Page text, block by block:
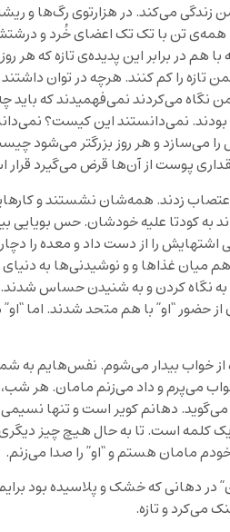
زندگی می‌کند. در هزارتوی رگ‌ها و
تن با تک تک اعضای خُرد و
هم در برابر این پدیده‌ی تازه که هر
را کم کنند. هرچه در توان داشتند
نگاه می‌کردند نمی‌فهمیدند که
نمی‌دانستند این کیست؟
را می‌سازد و هر روز بزرگتر می‌شود
پوست از آن‌ها قرض می‌گیرد قرار
زدند. همه‌شان نشستند و
به کودتا علیه خودشان. حس بویایی
اشتهایش را از دست داد و معده را
هم میان غذاها و و نوشیدنی‌ها به
و به نگاه کردن و به شنیدن حساس
از حضور “او” با هم متحد شدند. اما
خواب بیدار می‌شوم. نفس‌هایم به
می‌پرم و داد می‌زنم مامان. هر شب،
دهانم کویر است و تنها نسیمی که
است. تا به حال هیچ چیز دیگری
مامان هستم و “او” را صدا می‌زنم.
در دهانی که خشک و پلاسیده بود
می‌کرد و تازه.